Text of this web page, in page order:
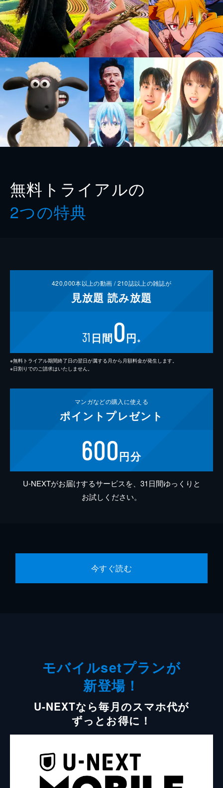
無料トライアルの
2つの特典
420,000本以上の動画 /210誌以上の雑誌が
見放題 読み放題
31 日間0円 ※
※無料トライアル期間終了日の翌日が属する月から月額料金が発生します。
※日割りでのご請求はいたしません。
マンガなどの購入に使える
ポイント プレゼント
600円分
U-NEXTがお届けするサービスを、31日間ゆっくりと
お試しください。
今すぐ読む
モバイルsetプランが
新登場！
U-NEXTなら毎月のスマホ代が
ずっとお得に！